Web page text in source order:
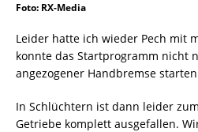
Foto: RX-Media
Leider hatte ich wieder Pech mit
konnte das Startprogramm nicht
angezogener Handbremse
In Schlüchtern ist dann leider
Getriebe komplett ausgefallen.